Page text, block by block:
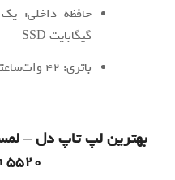
گیگابایت SSD
باتری: 42 وات‌ساعتی
بهترین لپ تاپ دل –
5520